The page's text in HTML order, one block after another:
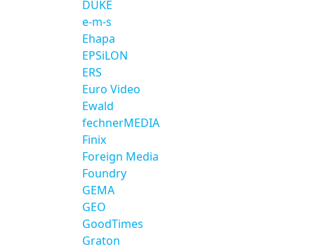
DUKE
e-m-s
Ehapa
EPSiLON
ERS
Euro Video
Ewald
fechnerMEDIA
Finix
Foreign Media
Foundry
GEMA
GEO
GoodTimes
Graton